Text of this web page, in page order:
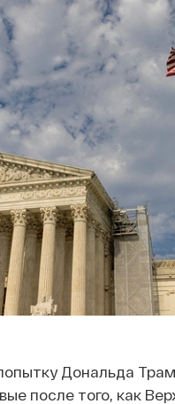
Дональда
после того, как